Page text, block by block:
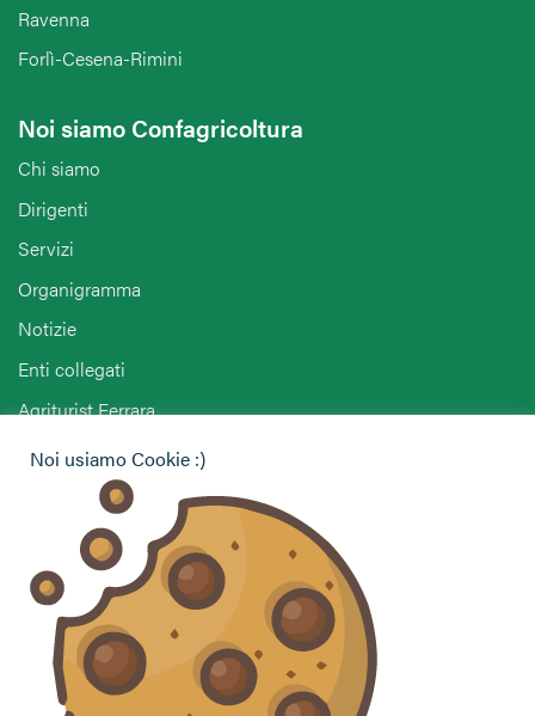
Ravenna
Forlì-Cesena-Rimini
Noi siamo Confagricoltura
Chi siamo
Dirigenti
Servizi
Organigramma
Notizie
Enti collegati
Agriturist Ferrara
ANGA Ferrara
Hai bisogno di informazioni?
Vuoi contattarci per ricevere assistenza, lasciare un
commento o chiedere informazioni?
CONTATTACI
Noi usiamo Cookie :)